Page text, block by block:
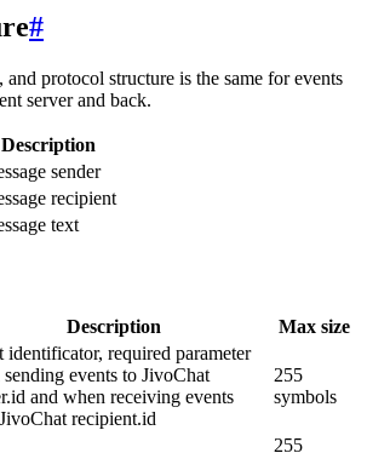
#
protocol structure is the same for events
server and back.
Description
sender
recipient
text
Description Max size
identificator, required parameter
events to JivoChat
and when receiving events
recipient.id
255
symbols
255